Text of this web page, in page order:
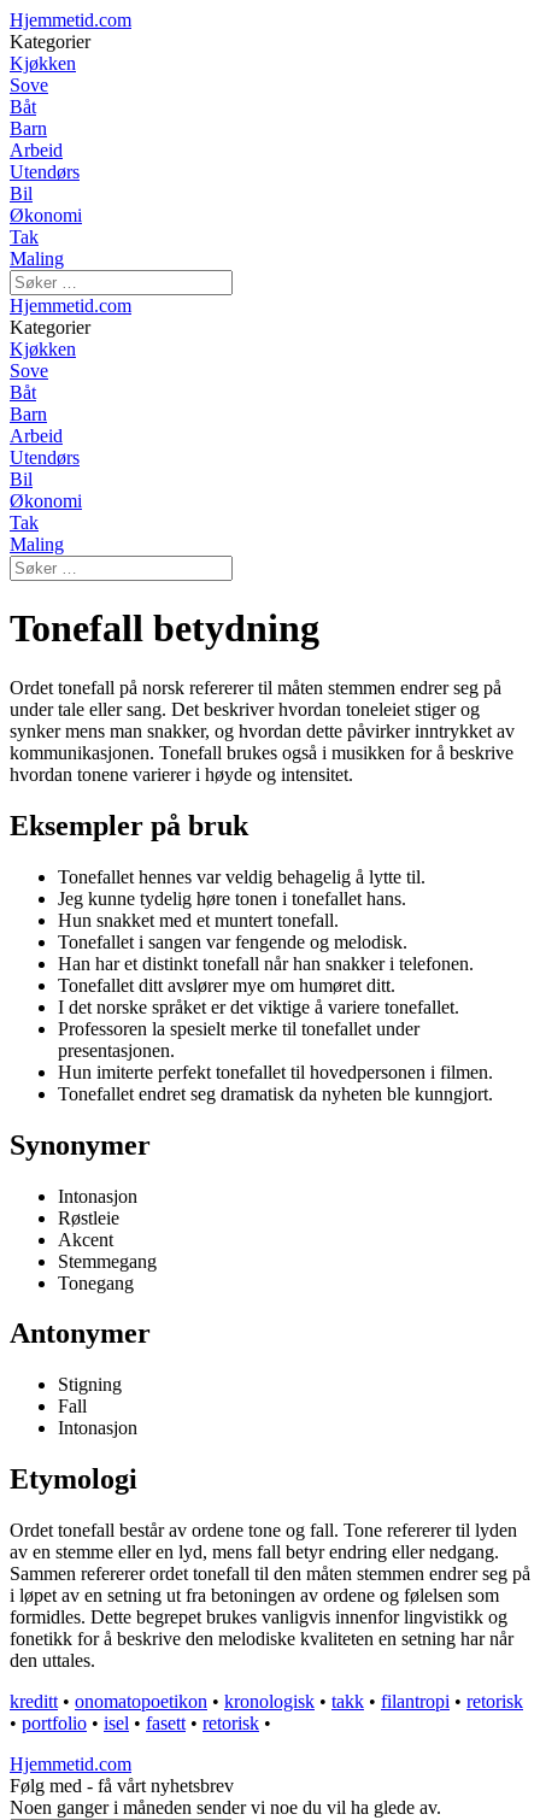
Hjemmetid.com
Kategorier
Kjøkken
Sove
Båt
Barn
Arbeid
Utendørs
Bil
Økonomi
Tak
Maling
Hjemmetid.com
Kategorier
Kjøkken
Sove
Båt
Barn
Arbeid
Utendørs
Bil
Økonomi
Tak
Maling
Tonefall betydning
Ordet tonefall på norsk refererer til måten stemmen endrer seg på
under tale eller sang. Det beskriver hvordan toneleiet stiger og
synker mens man snakker, og hvordan dette påvirker inntrykket av
kommunikasjonen. Tonefall brukes også i musikken for å beskrive
hvordan tonene varierer i høyde og intensitet.
Eksempler på bruk
Tonefallet hennes var veldig behagelig å lytte til.
Jeg kunne tydelig høre tonen i tonefallet hans.
Hun snakket med et muntert tonefall.
Tonefallet i sangen var fengende og melodisk.
Han har et distinkt tonefall når han snakker i telefonen.
Tonefallet ditt avslører mye om humøret ditt.
I det norske språket er det viktige å variere tonefallet.
Professoren la spesielt merke til tonefallet under
presentasjonen.
Hun imiterte perfekt tonefallet til hovedpersonen i filmen.
Tonefallet endret seg dramatisk da nyheten ble kunngjort.
Synonymer
Intonasjon
Røstleie
Akcent
Stemmegang
Tonegang
Antonymer
Stigning
Fall
Intonasjon
Etymologi
Ordet tonefall består av ordene tone og fall. Tone refererer til lyden
av en stemme eller en lyd, mens fall betyr endring eller nedgang.
Sammen refererer ordet tonefall til den måten stemmen endrer seg på
i løpet av en setning ut fra betoningen av ordene og følelsen som
formidles. Dette begrepet brukes vanligvis innenfor lingvistikk og
fonetikk for å beskrive den melodiske kvaliteten en setning har når
den uttales.
kreditt • onomatopoetikon • kronologisk • takk • filantropi • retorisk
• portfolio • isel • fasett • retorisk •
Hjemmetid.com
Følg med - få vårt nyhetsbrev
Noen ganger i måneden sender vi noe du vil ha glede av.